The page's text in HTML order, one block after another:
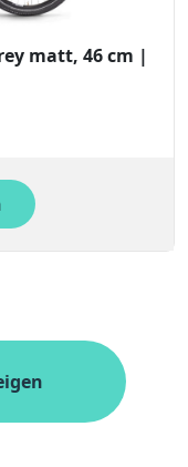
matt, 46 cm |